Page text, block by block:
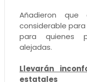
Añadieron
considerable
para quienes
alejadas.
Llevarán
estatales